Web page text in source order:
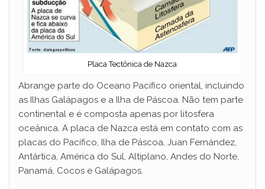
Placa Tectônica de Nazca
Abrange parte do Oceano Pacífico oriental, incluindo
as Ilhas Galápagos e a Ilha de Páscoa. Não tem parte
continental e é composta apenas por litosfera
oceânica. A placa de Nazca está em contato com as
placas do Pacífico, Ilha de Páscoa, Juan Fernández,
Antártica, América do Sul, Altiplano, Andes do Norte,
Panamá, Cocos e Galápagos.